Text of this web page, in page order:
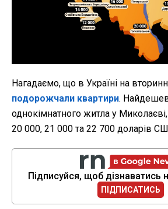
Нагадаємо, що в Україні на
подорожчали квартири.
однокімнатного житла у
20 000, 21 000 та 22 700 доларів
Підписуйся, щоб дізнаватись
ПІДПИСАТИСЬ